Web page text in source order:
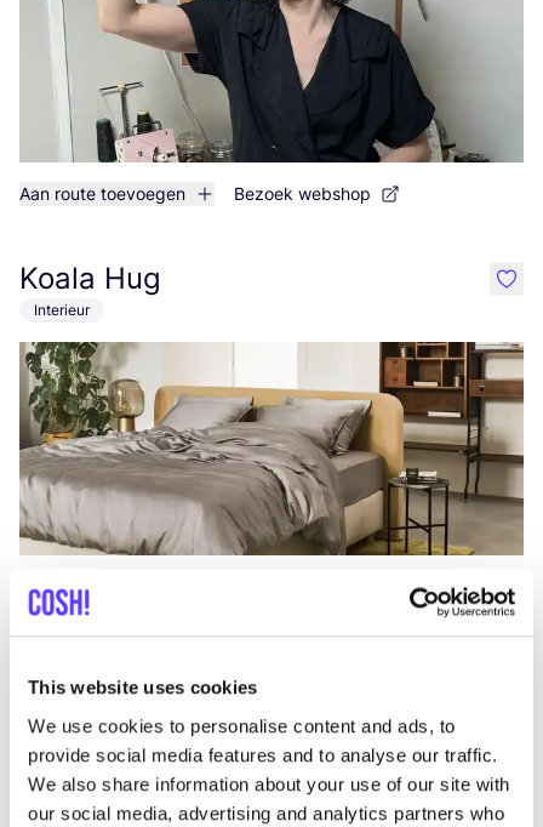
This website uses cookies
We use cookies to personalise content and ads, to
provide social media features and to analyse our traffic.
We also share information about your use of our site with
our social media, advertising and analytics partners who
Aan route toevoegen Bezoek webshop
Koala Hug
Interieur
Aan route toevoegen
like
Bar Stroom
Lunch Diner